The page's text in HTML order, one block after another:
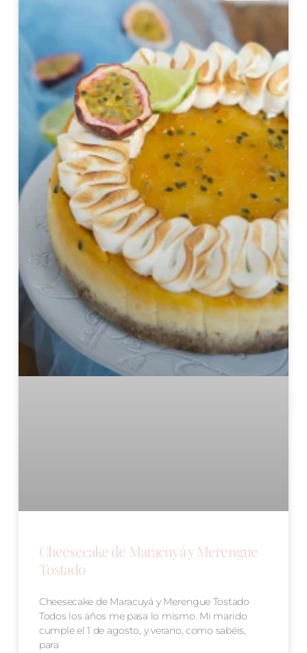
Cheesecake de Maracuyá y Merengue
Tostado
Cheesecake de Maracuyá y Merengue Tostado
Todos los años me pasa lo mismo. Mi marido
cumple el 1 de agosto, y verano, como sabéis,
para